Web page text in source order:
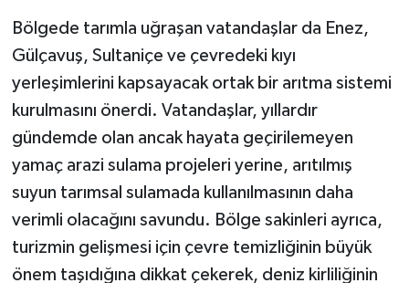
Bölgede tarımla uğraşan vatandaşlar da Enez,
Gülçavuş, Sultaniçe ve çevredeki kıyı
yerleşimlerini kapsayacak ortak bir arıtma sistemi
kurulmasını önerdi. Vatandaşlar, yıllardır
gündemde olan ancak hayata geçirilemeyen
yamaç arazi sulama projeleri yerine, arıtılmış
suyun tarımsal sulamada kullanılmasının daha
verimli olacağını savundu. Bölge sakinleri ayrıca,
turizmin gelişmesi için çevre temizliğinin büyük
önem taşıdığına dikkat çekerek, deniz kirliliğinin